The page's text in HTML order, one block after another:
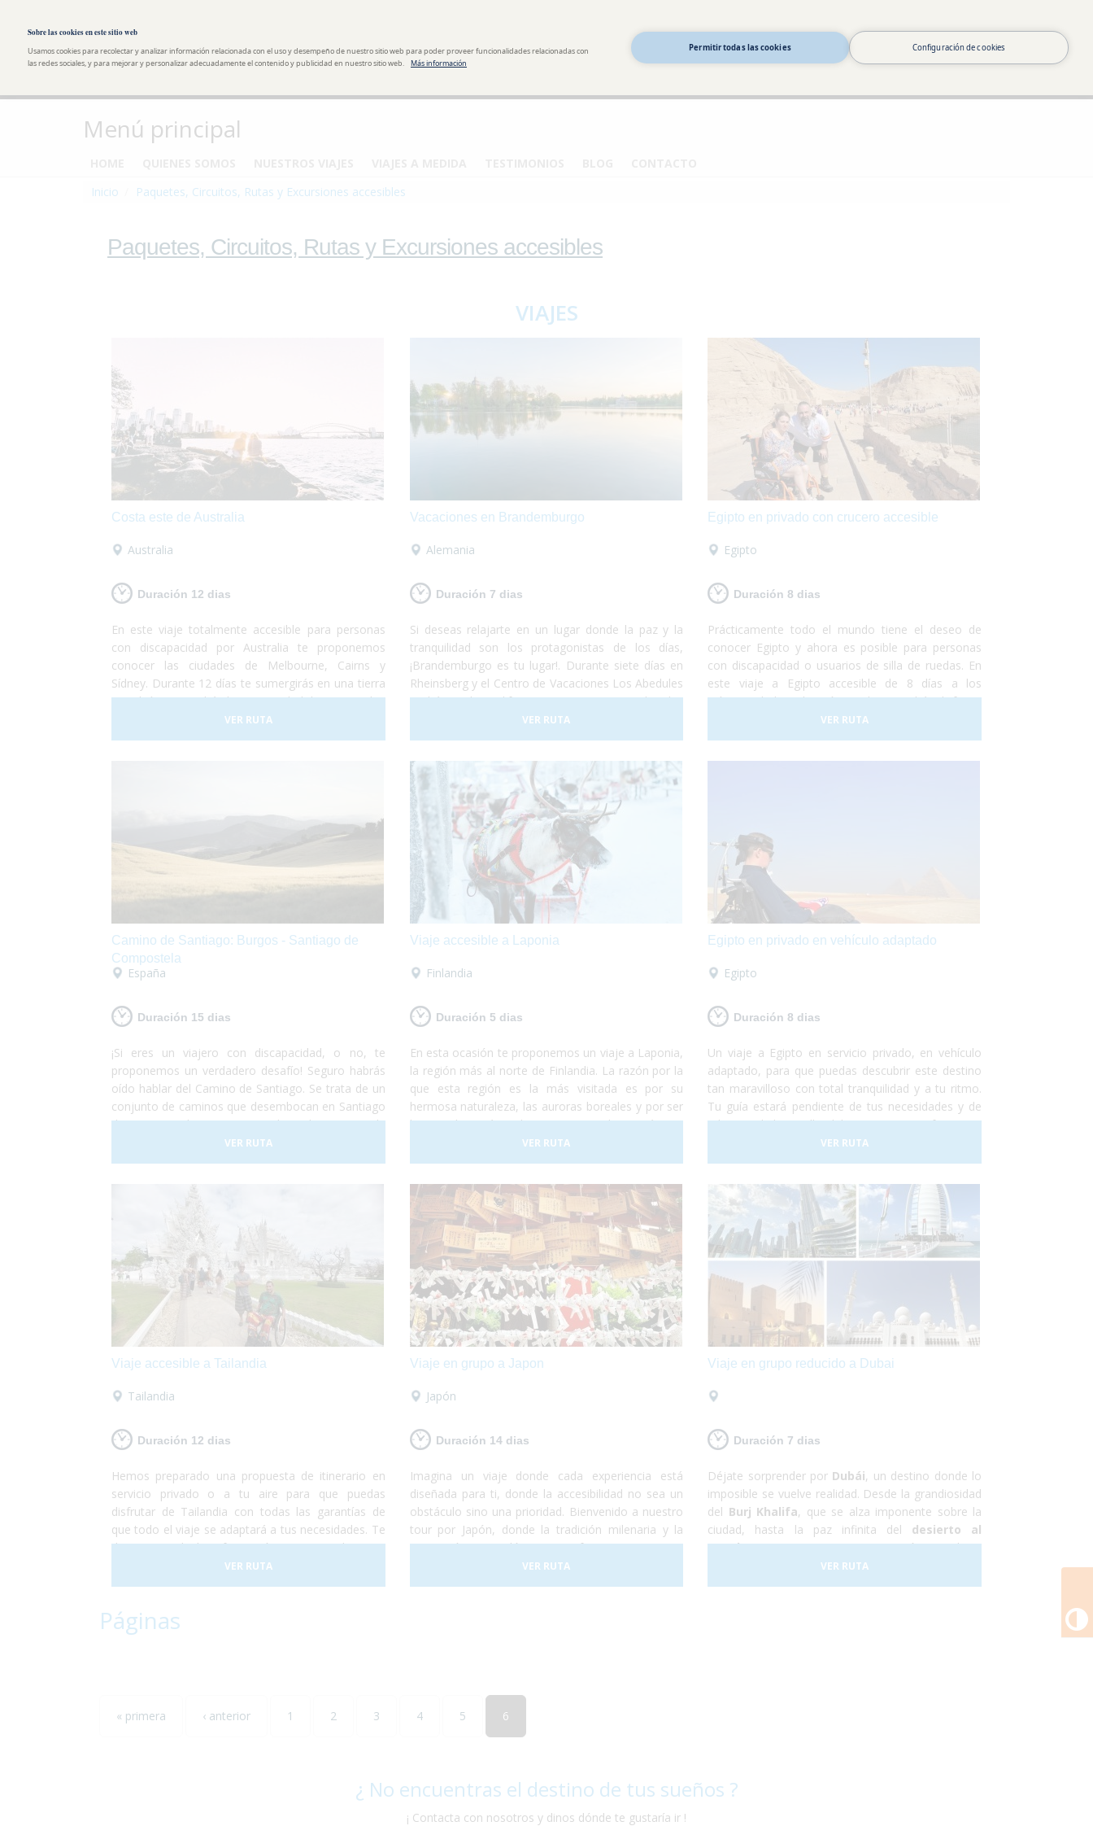
Sobre las cookies en este sitio web
Usamos cookies para recolectar y analizar información relacionada con el uso y desempeño de nuestro sitio web para poder proveer funcionalidades relacionadas con
las redes sociales, y para mejorar y personalizar adecuadamente el contenido y publicidad en nuestro sitio web.
Más información
Permitir todas las cookies Configuración de cookies
Menú principal
Inicio
Paquetes, Circuitos, Rutas y Excursiones accesibles
Paquetes, Circuitos, Rutas y Excursiones accesibles
VIAJES
Costa este de Australia
Australia
Duración 12 dias
En este viaje totalmente accesible para personas
con discapacidad por Australia te proponemos
conocer las ciudades de Melbourne, Cairns y
Sídney. Durante 12 días te sumergirás en una tierra
paradisíaca y tendrás la oportunidad de conocer los
imponentes 12 apóstoles, nadar en la gran barrera
de coral, conocer la fauna local y pasar unos días
VER RUTA
Vacaciones en Brandemburgo
Alemania
Duración 7 dias
Si deseas relajarte en un lugar donde la paz y la
tranquilidad son los protagonistas de los días,
¡Brandemburgo es tu lugar!. Durante siete días en
Rheinsberg y el Centro de Vacaciones Los Abedules
podrás realizar diferentes visitas tanto culturales
como deportivas en los difernetes pueblos, lagos y
bosques frondosos. Todas las actividades te
discapacidad o usuarios de silla de ruedas.
VER RUTA
Egipto en privado con crucero accesible
Egipto
Duración 8 dias
Prácticamente todo el mundo tiene el deseo de
conocer Egipto y ahora es posible para personas
con discapacidad o usuarios de silla de ruedas. En
este viaje a Egipto accesible de 8 días a los
orígenes de la civilización moderna podrás disfrutar
del hermosa y "caótica" ciudad de El Cairo para
luego adentrarte por el Nilo a descubrir los tesoros
VER RUTA
Camino de Santiago: Burgos - Santiago de
Compostela
España
Duración 15 dias
¡Si eres un viajero con discapacidad, o no, te
proponemos un verdadero desafío! Seguro habrás
oído hablar del Camino de Santiago. Se trata de un
conjunto de caminos que desembocan en Santiago
de Compostela que vienen de todas partes de
Europa, hay más de 80.000 km señalizados. No
deberás preocuparte por nada, sólo de disfrutar de
VER RUTA
Viaje accesible a Laponia
Finlandia
Duración 5 dias
En esta ocasión te proponemos un viaje a Laponia,
la región más al norte de Finlandia. La razón por la
que esta región es la más visitada es por su
hermosa naturaleza, las auroras boreales y por ser
la Casa de Papá Noel. ¡Laponia es un lugar mágico!
VER RUTA
Egipto en privado en vehículo adaptado
Egipto
Duración 8 dias
Un viaje a Egipto en servicio privado, en vehículo
adaptado, para que puedas descubrir este destino
tan maravilloso con total tranquilidad y a tu ritmo.
Tu guía estará pendiente de tus necesidades y de
adaptar el desarrollo del viaje a tus preferencias.
Descubre el Egipto más auténtico, accesible y,
sobre todo, ¡sin preocupaciones!
VER RUTA
Viaje accesible a Tailandia
Tailandia
Duración 12 dias
Hemos preparado una propuesta de itinerario en
servicio privado o a tu aire para que puedas
disfrutar de Tailandia con todas las garantías de
que todo el viaje se adaptará a tus necesidades. Te
daremos toda la información que consideramos
indispensable para que no te encuentres con
ningún problema que haga que no disfrutes de toda
VER RUTA
Viaje en grupo a Japon
Japón
Duración 14 dias
Imagina un viaje donde cada experiencia está
diseñada para ti, donde la accesibilidad no sea un
obstáculo sino una prioridad. Bienvenido a nuestro
tour por Japón, donde la tradición milenaria y la
innovación tecnológica se fusionan en una
experiencia única, adaptada para viajeros en silla de
ruedas.
VER RUTA
Viaje en grupo reducido a Dubai
Duración 7 dias
Déjate sorprender por Dubái, un destino donde lo
imposible se vuelve realidad. Desde la grandiosidad
del Burj Khalifa, que se alza imponente sobre la
ciudad, hasta la paz infinita del desierto al
atardecer, este viaje es una invitación a explorar
un mundo de contrastes.VER RUTA
Páginas
« primera ‹ anterior 1 2 3 4 5 6
¿ No encuentras el destino de tus sueños ?
¡ Contacta con nosotros y dinos dónde te gustaría ir !